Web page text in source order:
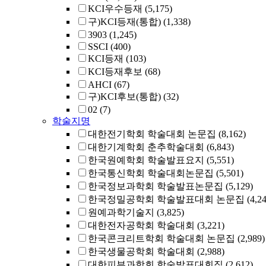
KCI우수등재 (5,175)
구)KCI등재(통합) (1,338)
3903 (1,245)
SSCI (400)
KCI등재 (103)
KCI등재후보 (68)
AHCI (67)
구)KCI후보(통합) (32)
02 (7)
학술지명
대한전기학회 학술대회 논문집 (8,162)
대한기계학회 춘추학술대회 (6,843)
한국원예학회 학술발표요지 (5,551)
한국통신학회 학술대회논문집 (5,501)
한국정보과학회 학술발표논문집 (5,129)
한국정밀공학회 학술발표대회 논문집
원예과학기술지 (3,825)
대한전자공학회 학술대회 (3,221)
한국콘크리트학회 학술대회 논문집 (2,989)
한국생물공학회 학술대회 (2,988)